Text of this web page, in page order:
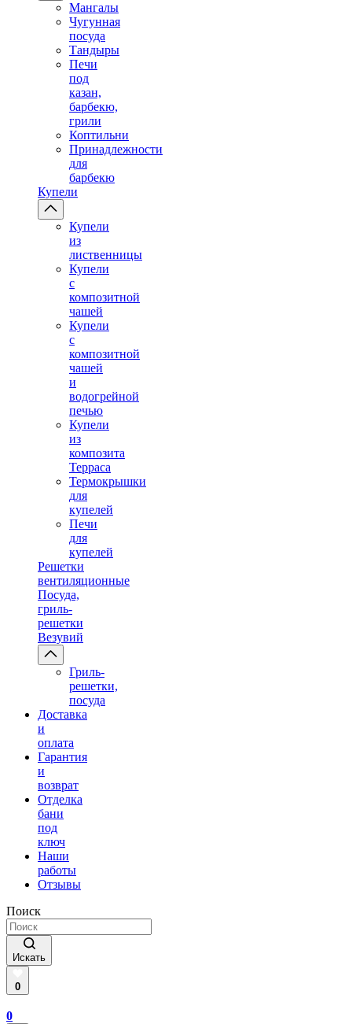
Мангалы
Чугунная
посуда
Тандыры
Печи
под
казан,
барбекю,
грили
Коптильни
Принадлежности
для
барбекю
Купели
Купели
из
лиственницы
Купели
с
композитной
чашей
Купели
с
композитной
чашей
и
водогрейной
печью
Купели
из
композита
Терраса
Термокрышки
для
купелей
Печи
для
купелей
Решетки
вентиляционные
Посуда,
гриль-
решетки
Везувий
Гриль-
решетки,
посуда
Доставка
и
оплата
Гарантия
и
возврат
Отделка
бани
под
ключ
Наши
работы
Отзывы
Поиск
Искать
0
0